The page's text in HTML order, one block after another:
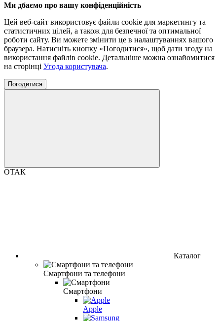
Ми дбаємо про вашу конфіденційність
Цей веб-сайт використовує файли cookie для маркетингу та
статистичних цілей, а також для безпечної та оптимальної
роботи сайту. Ви можете змінити це в налаштуваннях вашого
браузера. Натисніть кнопку «Погодитися», щоб дати згоду на
використання файлів cookie. Детальніше можна ознайомитися
на сторінці Угода користувача.
Погодитися
ОТАК
Каталог
Смартфони та телефони
Смартфони
Apple